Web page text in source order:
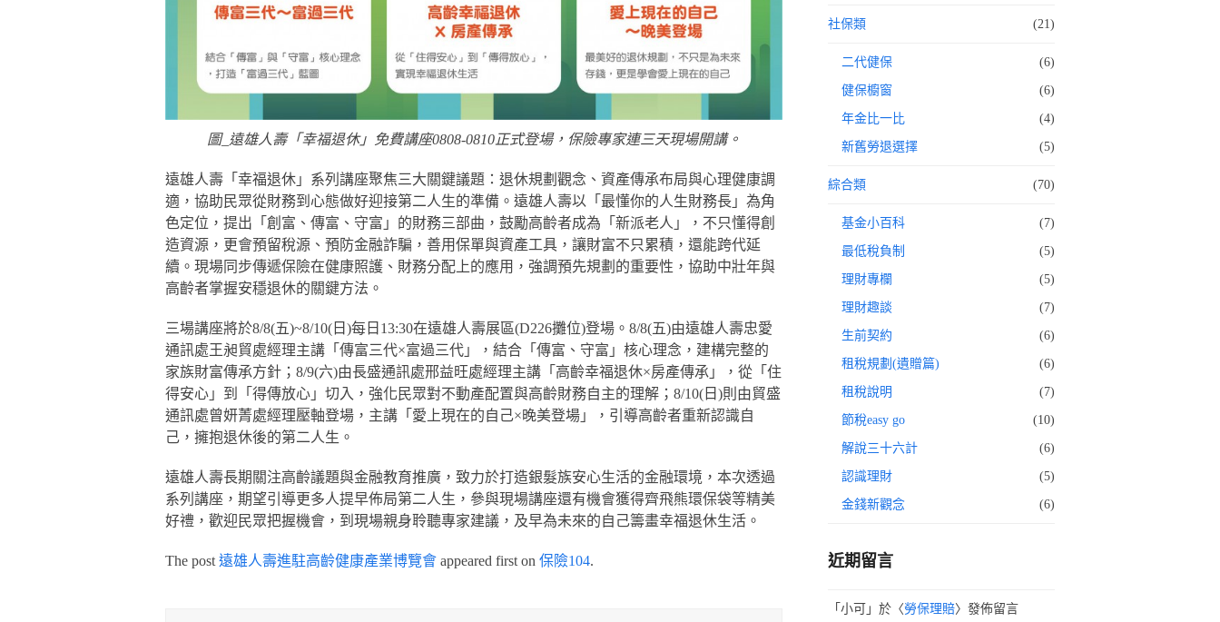
圖_遠雄人壽「幸福退休」免費講座0808-0810正式登場，保險專家連三天現場開講。
遠雄人壽「幸福退休」系列講座聚焦三大關鍵議題：退休規劃觀念、資產傳承布局與心理健康調
適，協助民眾從財務到心態做好迎接第二人生的準備。遠雄人壽以「最懂你的人生財務長」為角
色定位，提出「創富、傳富、守富」的財務三部曲，鼓勵高齡者成為「新派老人」，不只懂得創
造資源，更會預留稅源、預防金融詐騙，善用保單與資產工具，讓財富不只累積，還能跨代延
續。現場同步傳遞保險在健康照護、財務分配上的應用，強調預先規劃的重要性，協助中壯年與
高齡者掌握安穩退休的關鍵方法。
三場講座將於8/8(五)~8/10(日)每日13:30在遠雄人壽展區(D226攤位)登場。8/8(五)由遠雄人壽忠愛
通訊處王昶貿處經理主講「傳富三代×富過三代」，結合「傳富、守富」核心理念，建構完整的
家族財富傳承方針；8/9(六)由長盛通訊處邢益旺處經理主講「高齡幸福退休×房產傳承」，從「住
得安心」到「得傳放心」切入，強化民眾對不動產配置與高齡財務自主的理解；8/10(日)則由貿盛
通訊處曾妍菁處經理壓軸登場，主講「愛上現在的自己×晚美登場」，引導高齡者重新認識自
己，擁抱退休後的第二人生。
遠雄人壽長期關注高齡議題與金融教育推廣，致力於打造銀髮族安心生活的金融環境，本次透過
系列講座，期望引導更多人提早佈局第二人生，參與現場講座還有機會獲得齊飛熊環保袋等精美
好禮，歡迎民眾把握機會，到現場親身聆聽專家建議，及早為未來的自己籌畫幸福退休生活。
The post 遠雄人壽進駐高齡健康產業博覽會 appeared first on 保險104.
社保類 (21)
二代健保 (6)
健保櫥窗 (6)
年金比一比 (4)
新舊勞退選擇 (5)
綜合類 (70)
基金小百科 (7)
最低稅負制 (5)
理財專欄 (5)
理財趣談 (7)
生前契約 (6)
租稅規劃(遺贈篇) (6)
租稅說明 (7)
節稅easy go (10)
解說三十六計 (6)
認識理財 (5)
金錢新觀念 (6)
近期留言
「 小可 」於〈勞保理賠〉發佈留言